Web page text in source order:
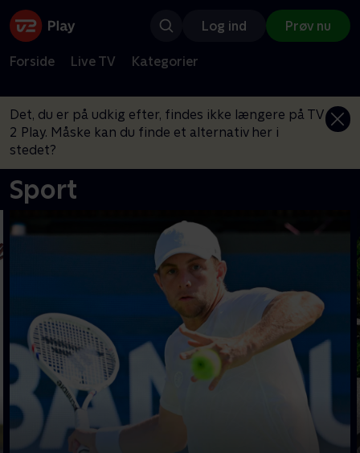
Log ind Prøv nu
Forside Live TV Kategorier
Det, du er på udkig efter, findes ikke længere på TV
2 Play. Måske kan du finde et alternativ her i
stedet?
Sport